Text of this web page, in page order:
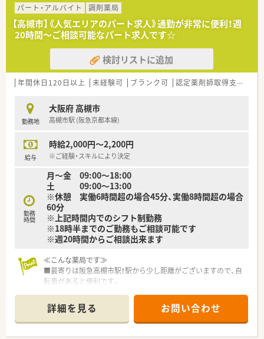
パート・アルバイト
調剤薬局
【高槻市】《人気エリアのパート求人》通勤が非常に便利！週
20時間～ご相談可能なパート求人です☆
検討リストに追加
年間休日120日以上 未経験可 ブランク可 認定薬剤師取得支援あり
勤務地
大阪府 高槻市
高槻市駅 (阪急京都本線)
給与
時給2,000円～2,200円
※ご経験・スキルにより決定
勤務
時間
月〜金 09:00〜18:00
土 09:00〜13:00
※休憩 実働6時間超の場合45分、実働8時間超の場合
60分
※上記時間内でのシフト制勤務
※18時半までのご勤務もご相談可能です
※週20時間からご相談出来ます
≪こんな薬局です≫
■最寄りは阪急高槻市駅！駅から少し距離がございますので、自
転車があると便利です。
頂けます。
■薬剤師様は常勤14名とパート4名、事務さんは9名が在籍され
ている店舗です。
詳細を見る お問い合わせ